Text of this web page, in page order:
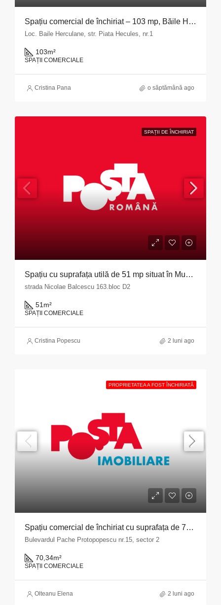
Spațiu comercial de închiriat – 103 mp, Băile Herculane
Loc. Baile Herculane, str. Piata Hecules, nr.1
103m²
SPAȚII COMERCIALE
Cristina Pana o săptămână ago
SPAȚII DE ÎNCHIRIAT
Spațiu cu suprafața utilă de 51 mp situat în Municipiul Pitești, str. Nicolae Bălcescu nr. 163, bloc D2, județul Argeș
strada Nicolae Balcescu 163.bloc D2
51 m²
SPAȚII COMERCIALE
Cristina Popescu 2 luni ago
PROPRIETATEA A FOST ÎNCHIRIATĂ
Spațiu comercial de închiriat cu suprafața de 70,34 mp situat în Municipiul București, Bulevardul Pache Protopopescu, nr. 15, sector 2
Bulevardul Pache Protopopescu nr.15, sector 2
70,34m²
SPAȚII COMERCIALE
Olteanu Elena 2 luni ago